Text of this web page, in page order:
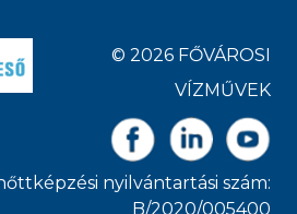
© 2026 FŐVÁROSI
VÍZMŰVEK
nyilvántartási szám:
B/2020/005400